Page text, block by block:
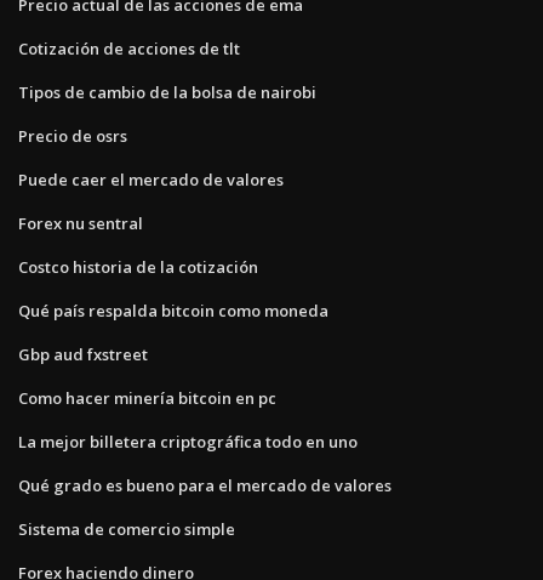
Precio actual de las acciones de ema
Cotización de acciones de tlt
Tipos de cambio de la bolsa de nairobi
Precio de osrs
Puede caer el mercado de valores
Forex nu sentral
Costco historia de la cotización
Qué país respalda bitcoin como moneda
Gbp aud fxstreet
Como hacer minería bitcoin en pc
La mejor billetera criptográfica todo en uno
Qué grado es bueno para el mercado de valores
Sistema de comercio simple
Forex haciendo dinero